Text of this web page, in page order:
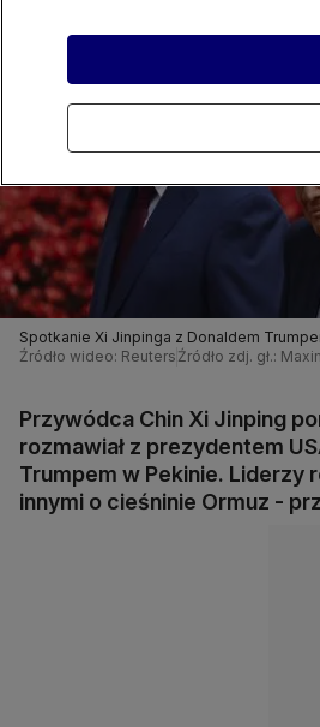
Spotkanie Xi Jinpinga z Donaldem
Źródło wideo: Reuters Źródło zdj. gł.:
Przywódca Chin Xi Jinping
rozmawiał z prezydentem
Trumpem w Pekinie. Liderzy
innymi o cieśninie Ormuz -